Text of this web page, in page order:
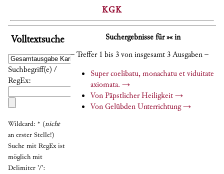
KGK
Volltextsuche
Suchbegriff(e) /
RegEx:
Wildcard: * (nicht
an erster Stelle!)
Suche mit RegEx ist
möglich mit
Delimiter '/':
Suchergebnisse für »« in
– Treffer 1 bis 3 von insgesamt 3 Ausgaben –
Super coelibatu, monachatu et viduitate
axiomata. →
Von Päpstlicher Heiligkeit→
Von Gelübden Unterrichtung→